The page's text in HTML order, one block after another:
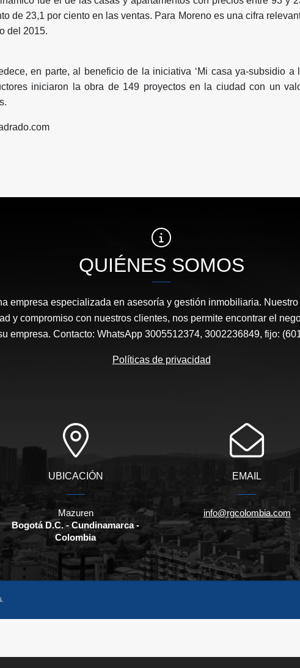
de 23,1 por ciento en las ventas. Para Moreno es una cifra
del 2015.
en parte, al beneficio de la iniciativa ‘Mi casa ya-subsidio a
iniciaron la obra de 149 proyectos en la ciudad con un
QUIÉNES SOMOS
empresa especializada en asesoría y gestión inmobiliaria.
y compromiso con nuestros clientes, nos permite encontrar el
empresa. Contacto: WhatsApp 3005512374, 3002236849, fijo:
Políticas de privacidad
UBICACIÓN
Mazuren
Bogotá D.C. - Cundinamarca -
Colombia
EMAIL
info@rgcolombia.com